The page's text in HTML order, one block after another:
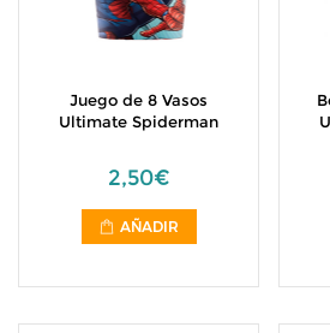
Juego de 8 Vasos
Ultimate Spiderman
2,50€
AÑADIR